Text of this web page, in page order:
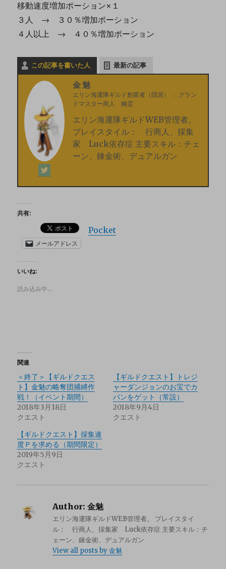
移動速度増加ポーション×１
３人 → ３０％増加ポーション
４人以上 → ４０％増加ポーション
この記事を書いた人 最新の記事
金魅
エリン海運隊ギルド創業者（隠居） ： グラン
ドマスター商人 幽霊
エリン海運隊ギルドWEB管理者。
プレイスタイル： 行商人、採集
家 Luck依存症 主要スキル：チェ
ーン、錬金術、デュアルガン
共有:
Pocket
メールアドレス
いいね:
読み込み中…
関連
＜終了＞【ギルドクエス
ト】金魅の略奪団捕縛作
戦！（イベント期間）
2018年3月18日
クエスト
【ギルドクエスト】トレジ
ャーダンジョンのお宝でカ
バンをゲット（常設）
2018年9月4日
クエスト
【ギルドクエスト】採集速
度Ｐを求める（期間限定）
2019年5月9日
クエスト
Author: 金魅
エリン海運隊ギルドWEB管理者。 プレイスタイ
ル： 行商人、採集家 Luck依存症 主要スキル：チ
ェーン、錬金術、デュアルガン
View all posts by 金魅